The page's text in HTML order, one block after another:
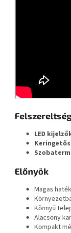
Felszereltség
LED
Előnyök
Magas
Könnyű
Alacsony
Kompakt